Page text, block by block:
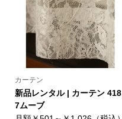
カーテン
新品レンタル | カーテン 418
7ムーブ